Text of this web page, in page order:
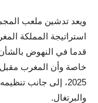
ويعد تدشين ملعب
استراتيجة المملكة
قدما في النهوض
خاصة وأن المغرب
والبرتغال.